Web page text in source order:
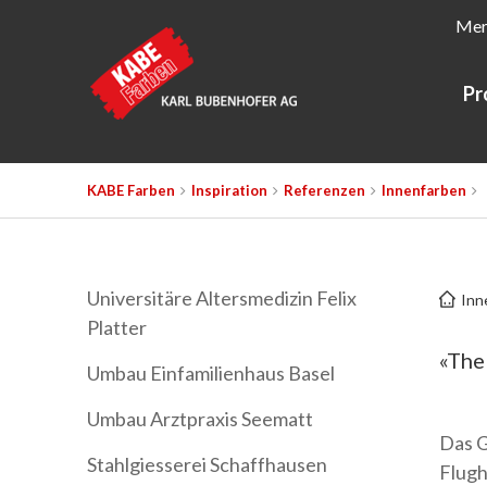
KABE Farben Inspiration Referenzen Innenfarben
Universitäre Altersmedizin Felix
Platter
Umbau Einfamilienhaus Basel
Umbau Arztpraxis Seematt
Stahlgiesserei Schaffhausen
Das